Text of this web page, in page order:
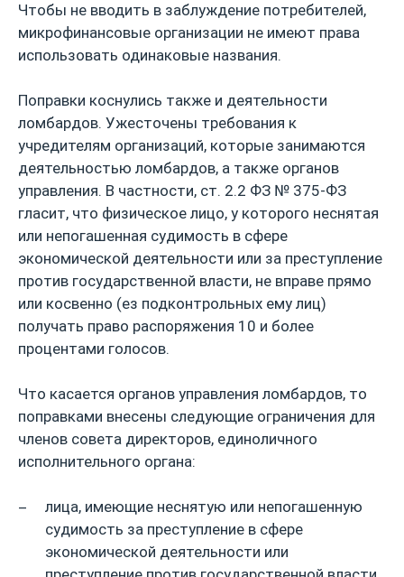
Чтобы не вводить в заблуждение потребителей,
микрофинансовые организации не имеют права
использовать одинаковые названия.
Поправки коснулись также и деятельности
ломбардов. Ужесточены требования к
учредителям организаций, которые занимаются
деятельностью ломбардов, а также органов
управления. В частности, ст. 2.2 ФЗ № 375-ФЗ
гласит, что физическое лицо, у которого неснятая
или непогашенная судимость в сфере
экономической деятельности или за преступление
против государственной власти, не вправе прямо
или косвенно (ез подконтрольных ему лиц)
получать право распоряжения 10 и более
процентами голосов.
Что касается органов управления ломбардов, то
поправками внесены следующие ограничения для
членов совета директоров, единоличного
исполнительного органа:
лица, имеющие неснятую или непогашенную
судимость за преступление в сфере
экономической деятельности или